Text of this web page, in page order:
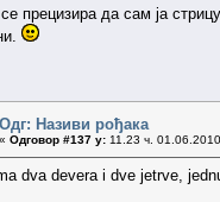
прецизира да сам ја
Одг: Називи рођака
« Одговор #137 у: 11.23 ч.
dva devera i dve jetrve,